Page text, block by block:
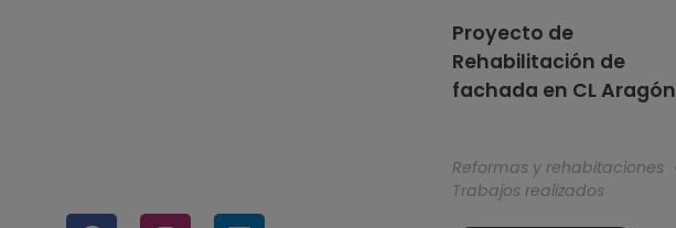
Proyecto de
Rehabilitación de
fachada en CL Aragón
Reformas y rehabitaciones
Trabajos realizados